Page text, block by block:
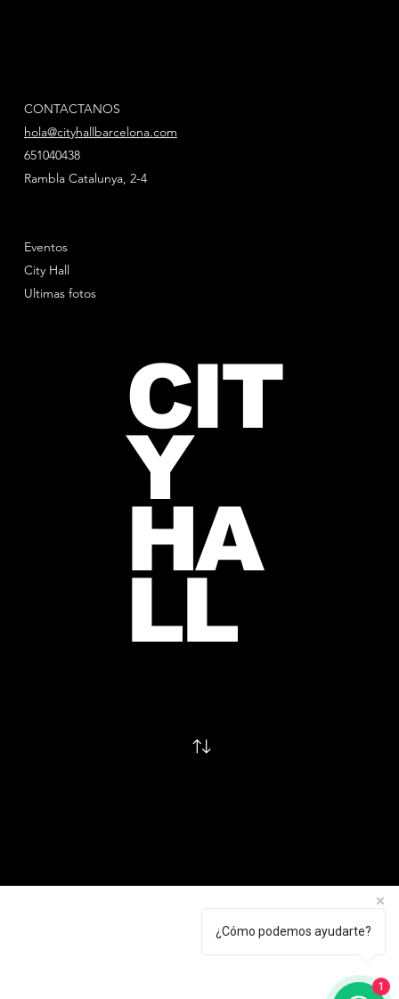
Eventos
City Hall
Ultimas fotos
CIT
Y
HA
LL
CONTACTANOS
hola@cityhallbarcelona.com
651040438
Rambla Catalunya, 2-4
¿Cómo podemos ayudarte?
1